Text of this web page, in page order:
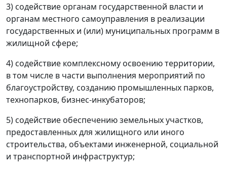
3) содействие органам государственной власти и
органам местного самоуправления в реализации
государственных и (или) муниципальных программ в
жилищной сфере;
4) содействие комплексному освоению территории,
в том числе в части выполнения мероприятий по
благоустройству, созданию промышленных парков,
технопарков, бизнес-инкубаторов;
5) содействие обеспечению земельных участков,
предоставленных для жилищного или иного
строительства, объектами инженерной, социальной
и транспортной инфраструктур;